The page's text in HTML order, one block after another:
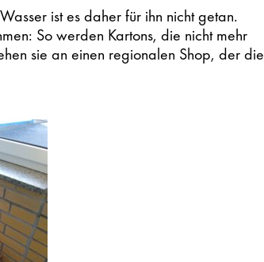
ist es daher für ihn nicht getan.
So werden Kartons, die nicht mehr
sie an einen regionalen Shop, der die